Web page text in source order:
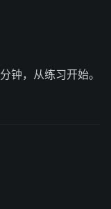
钟，从练习开始。